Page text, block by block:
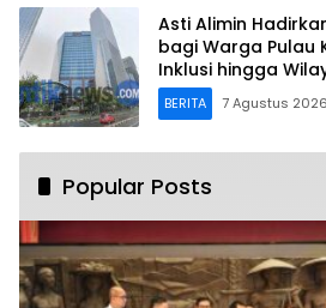
Asti Alimin
bagi Warga Pulau
Inklusi hingga
BERITA 7 Agustus 2026
Popular Posts